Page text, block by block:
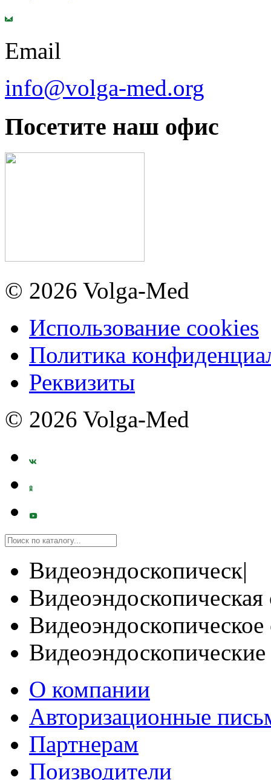
Email
info@volga-med.org
Посетите наш офис
© 2026 Volga-Med
Использование cookies
Политика
Реквизиты
© 2026 Volga-Med
Видеоэндоскопическ|
Видеоэндоскопическая
О компании
Авторизационные
Партнерам
Поизводители